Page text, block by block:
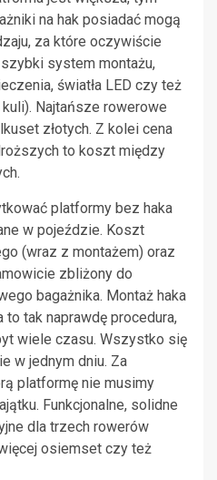
na hak posiadać mogą
za które oczywiście
system montażu,
światła LED czy też
Najtańsze rowerowe
złotych. Z kolei cena
to koszt między
platformy bez haka
w pojeździe. Koszt
(wraz z montażem) oraz
zbliżony do
bagażnika. Montaż haka
tak naprawdę procedura,
wiele czasu. Wszystko się
w jednym dniu. Za
platformę nie musimy
Funkcjonalne, solidne
dla trzech rowerów
osiemset czy też